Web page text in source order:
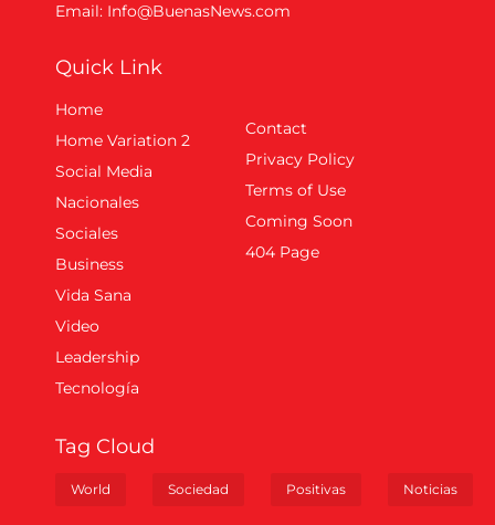
Email: Info@BuenasNews.com
Quick Link
Home
Home Variation 2
Social Media
Nacionales
Sociales
Business
Vida Sana
Video
Leadership
Tecnología
Contact
Privacy Policy
Terms of Use
Coming Soon
404 Page
Tag Cloud
World Sociedad Positivas Noticias